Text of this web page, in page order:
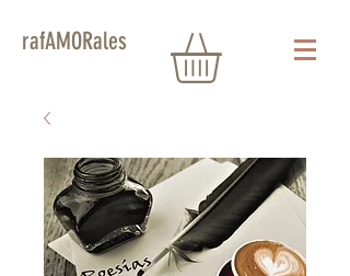
rafAMORales